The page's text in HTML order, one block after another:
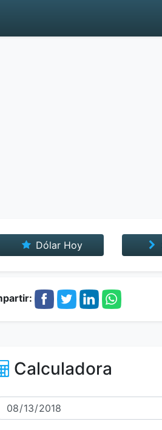
Dólar Hoy
Calculadora